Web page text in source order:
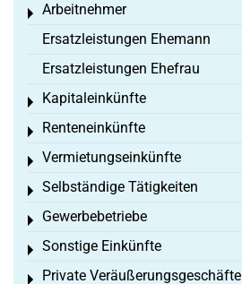
Arbeitnehmer
Toggle menu
Ersatzleistungen Ehemann
Ersatzleistungen Ehefrau
Kapitaleinkünfte
Toggle menu
Renteneinkünfte
Toggle menu
Vermietungseinkünfte
Toggle menu
Selbständige Tätigkeiten
Toggle menu
Gewerbebetriebe
Toggle menu
Sonstige Einkünfte
Toggle menu
Private Veräußerungsgeschäfte